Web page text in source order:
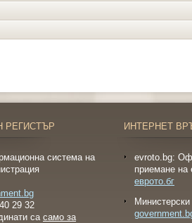
РЕГИСТЪР
система на
29 32
са само за
ИНТЕРНЕТ
evroto.bg:
приемане на
еврото.бг